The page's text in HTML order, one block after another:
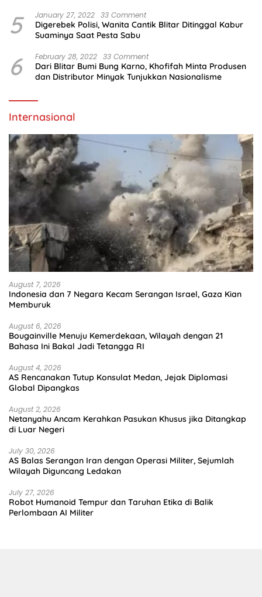
5 January 27, 2022 33 Comment
Digerebek Polisi, Wanita Cantik Blitar Ditinggal Kabur
Suaminya Saat Pesta Sabu
6 February 28, 2022 33 Comment
Dari Blitar Bumi Bung Karno, Khofifah Minta Produsen
dan Distributor Minyak Tunjukkan Nasionalisme
Internasional
August 7, 2026
Indonesia dan 7 Negara Kecam Serangan Israel, Gaza Kian
Memburuk
August 6, 2026
Bougainville Menuju Kemerdekaan, Wilayah dengan 21
Bahasa Ini Bakal Jadi Tetangga RI
August 4, 2026
AS Rencanakan Tutup Konsulat Medan, Jejak Diplomasi
Global Dipangkas
August 2, 2026
Netanyahu Ancam Kerahkan Pasukan Khusus jika Ditangkap
di Luar Negeri
July 30, 2026
AS Balas Serangan Iran dengan Operasi Militer, Sejumlah
Wilayah Diguncang Ledakan
July 27, 2026
Robot Humanoid Tempur dan Taruhan Etika di Balik
Perlombaan AI Militer